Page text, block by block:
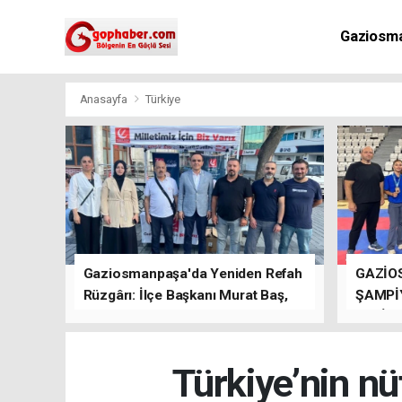
Anasayfa Türkiye
Gaziosmanpaşa'da Yeniden Refah
Rüzgârı: İlçe Başkanı Murat Baş,
Türkiye’nin